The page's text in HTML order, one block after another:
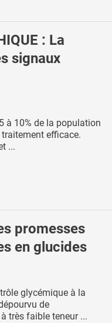
: La
signaux
à 10% de la population
traitement efficace.
...
promesses
en glucides
glycémique à la
de
très faible teneur ...